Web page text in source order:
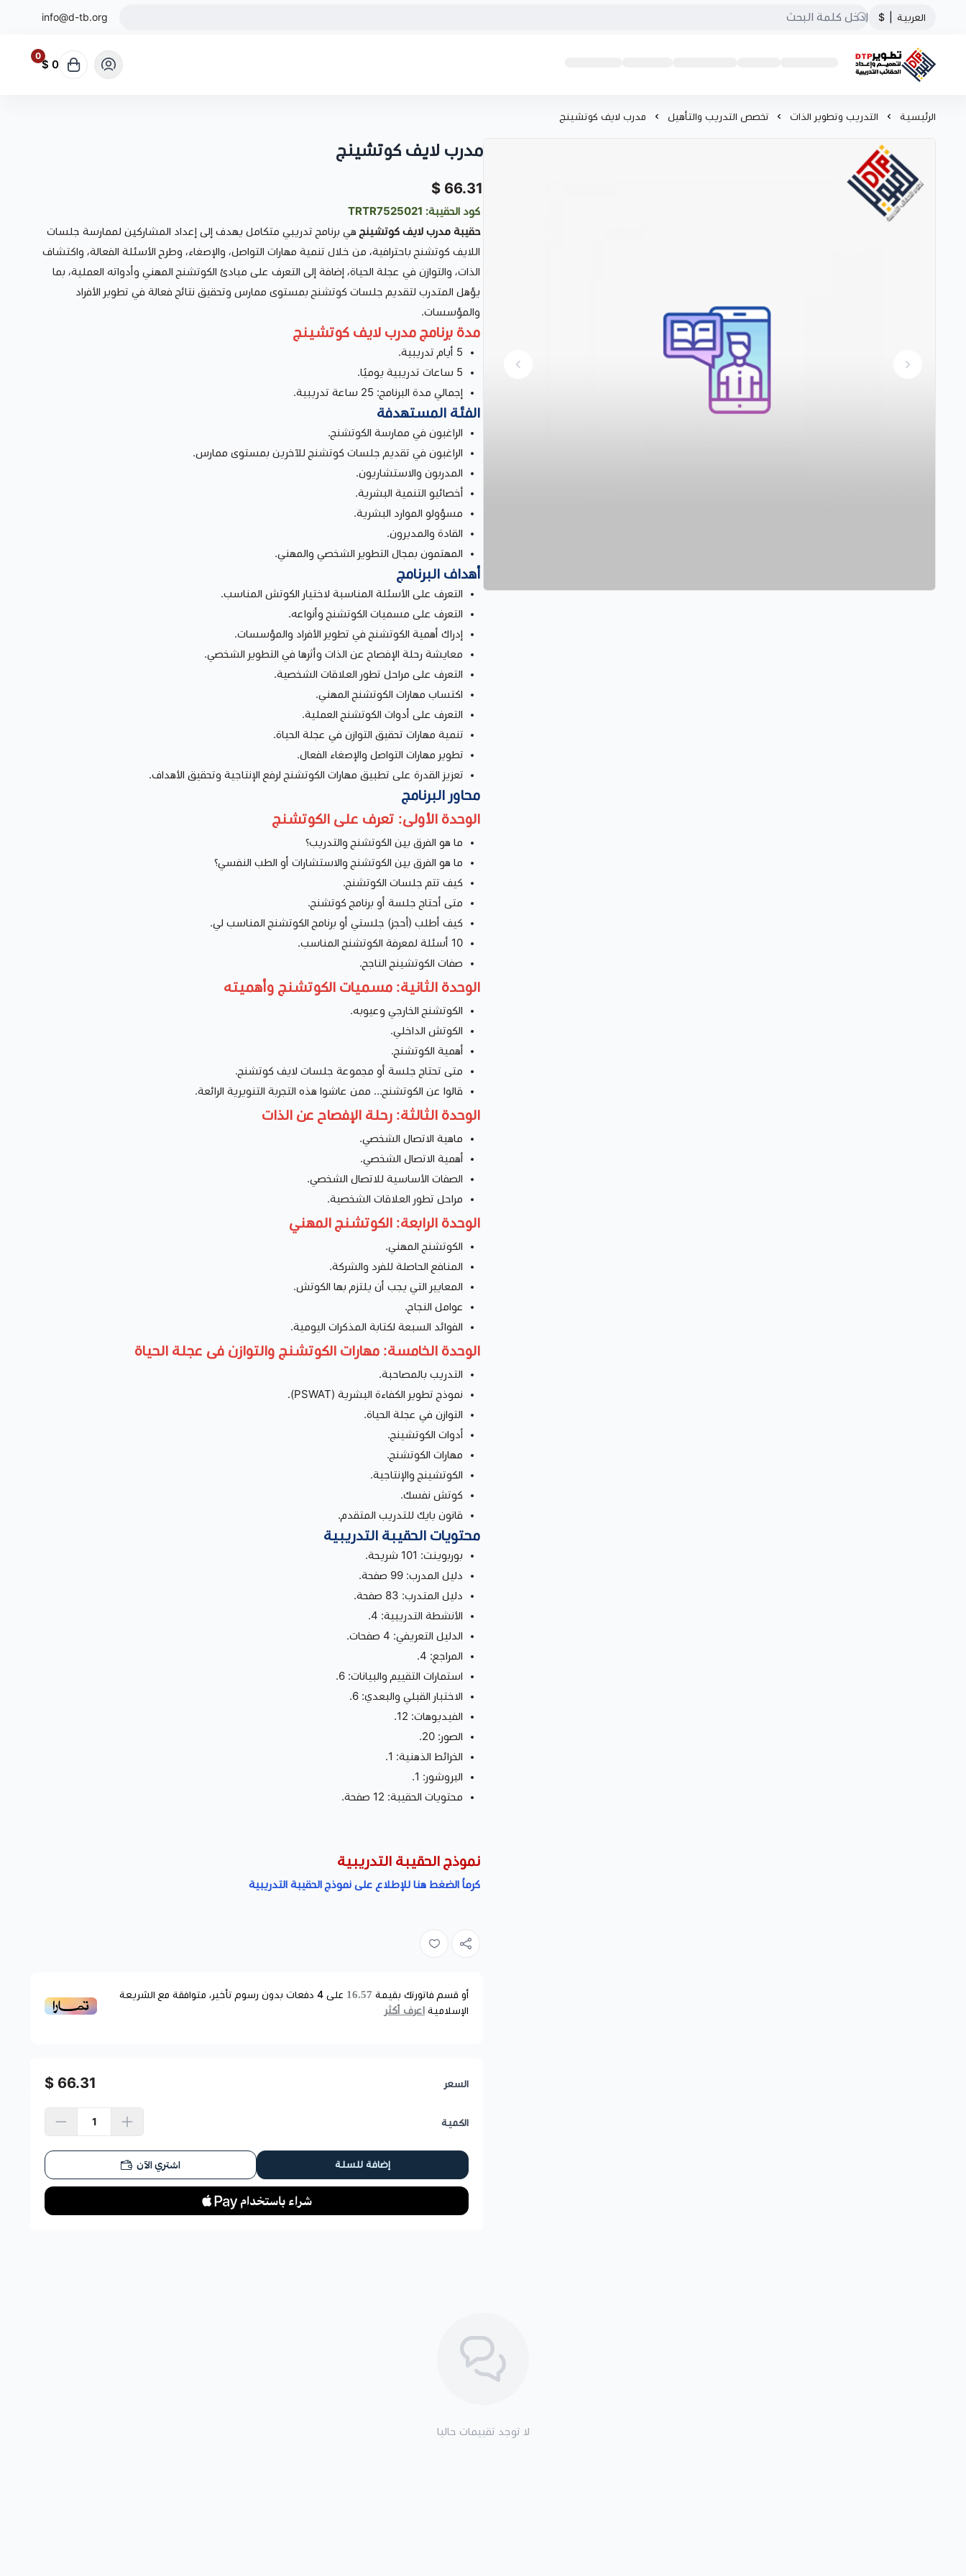
العربية $
info@d-tb.org
تطوير الحقائب التدريبية
0
0 $
الرئيسية التدريب وتطوير الذات تخصص التدريب والتأهيل مدرب لايف كوتشينج
مدرب لايف كوتشينج
66.31 $
كود الحقيبة: TRTR7525021
حقيبة مدرب لايف كوتشينج هي برنامج تدريبي متكامل يهدف إلى إعداد المشاركين لممارسة جلسات
اللايف كوتشنج باحترافية، من خلال تنمية مهارات التواصل، والإصغاء، وطرح الأسئلة الفعالة، واكتشاف
الذات، والتوازن في عجلة الحياة، إضافة إلى التعرف على مبادئ الكوتشنج المهني وأدواته العملية، بما
يؤهل المتدرب لتقديم جلسات كوتشنج بمستوى ممارس وتحقيق نتائج فعالة في تطوير الأفراد
والمؤسسات.
مدة برنامج مدرب لايف كوتشينج
5 أيام تدريبية.
5 ساعات تدريبية يوميًا.
إجمالي مدة البرنامج: 25 ساعة تدريبية.
الفئة المستهدفة
الراغبون في ممارسة الكوتشنج.
الراغبون في تقديم جلسات كوتشنج للآخرين بمستوى ممارس.
المدربون والاستشاريون.
أخصائيو التنمية البشرية.
مسؤولو الموارد البشرية.
القادة والمديرون.
المهتمون بمجال التطوير الشخصي والمهني.
أهداف البرنامج
التعرف على الأسئلة المناسبة لاختيار الكوتش المناسب.
التعرف على مسميات الكوتشنج وأنواعه.
إدراك أهمية الكوتشنج في تطوير الأفراد والمؤسسات.
معايشة رحلة الإفصاح عن الذات وأثرها في التطوير الشخصي.
التعرف على مراحل تطور العلاقات الشخصية.
اكتساب مهارات الكوتشنج المهني.
التعرف على أدوات الكوتشنج العملية.
تنمية مهارات تحقيق التوازن في عجلة الحياة.
تطوير مهارات التواصل والإصغاء الفعال.
تعزيز القدرة على تطبيق مهارات الكوتشنج لرفع الإنتاجية وتحقيق الأهداف.
محاور البرنامج
الوحدة الأولى: تعرف على الكوتشنج
ما هو الفرق بين الكوتشنج والتدريب؟
ما هو الفرق بين الكوتشنج والاستشارات أو الطب النفسي؟
كيف تتم جلسات الكوتشنج.
متى أحتاج جلسة أو برنامج كوتشنج.
كيف أطلب (أحجز) جلستي أو برنامج الكوتشنج المناسب لي.
10 أسئلة لمعرفة الكوتشنج المناسب.
صفات الكوتشينج الناجح.
الوحدة الثانية: مسميات الكوتشنج وأهميته
الكوتشنج الخارجي وعيوبه.
الكوتش الداخلي.
أهمية الكوتشنج.
متى تحتاج جلسة أو مجموعة جلسات لايف كوتشنج.
قالوا عن الكوتشنج… ممن عاشوا هذه التجربة التنويرية الرائعة.
الوحدة الثالثة: رحلة الإفصاح عن الذات
ماهية الاتصال الشخصي.
أهمية الاتصال الشخصي.
الصفات الأساسية للاتصال الشخصي.
مراحل تطور العلاقات الشخصية.
الوحدة الرابعة: الكوتشنج المهني
الكوتشنج المهني.
المنافع الحاصلة للفرد والشركة.
المعايير التي يجب أن يلتزم بها الكوتش.
عوامل النجاح.
الفوائد السبعة لكتابة المذكرات اليومية.
الوحدة الخامسة: مهارات الكوتشنج والتوازن فى عجلة الحياة
التدريب بالمصاحبة.
نموذج تطوير الكفاءة البشرية (PSWAT).
التوازن في عجلة الحياة.
أدوات الكوتشينج.
مهارات الكوتشنج.
الكوتشينج والإنتاجية.
كوتش نفسك.
قانون بايك للتدريب المتقدم.
محتويات الحقيبة التدريبية
بوربوينت: 101 شريحة.
دليل المدرب: 99 صفحة.
دليل المتدرب: 83 صفحة.
الأنشطة التدريبية: 4.
الدليل التعريفي: 4 صفحات.
المراجع: 4.
استمارات التقييم والبيانات: 6.
الاختبار القبلي والبعدي: 6.
الفيديوهات: 12.
الصور: 20.
الخرائط الذهنية: 1.
البروشور: 1.
محتويات الحقيبة: 12 صفحة.
نموذج الحقيبة التدريبية
كرماُ الضغط هنا للإطلاع على نموذج الحقيبة التدريبية
أو قسم فاتورتك بقيمة 16.57 على 4 دفعات بدون رسوم تأخير، متوافقة مع الشريعة
الإسلامية اعرف أكثر
السعر 66.31 $
الكمية
إضافة للسلة اشتري الآن
لا توجد تقييمات حاليا